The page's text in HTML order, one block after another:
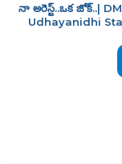
నా అరెస్ట్..ఒక జోక్..|
Udhayanidhi
Vijay |